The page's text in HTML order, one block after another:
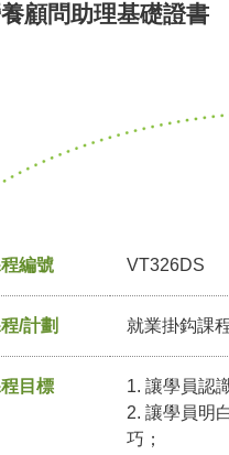
顧問助理基礎證書
編號 VT326DS
/計劃 就業掛鈎課
目標
1. 讓學員認
2. 讓學員明
巧；